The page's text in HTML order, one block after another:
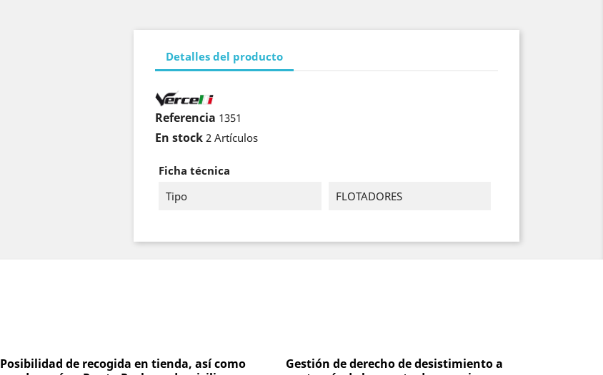
Detalles del producto
Referencia 1351
En stock 2 Artículos
Ficha técnica
Tipo
FLOTADORES
Posibilidad de recogida en tienda, así como
Gestión de derecho de desistimiento a